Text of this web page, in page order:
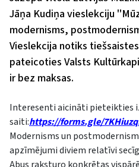
Jāņa Kudiņa vieslekciju
modernisms,
Vieslekcija notiks
pateicoties Valsts
ir bez maksas.
Interesenti aicināti pieteikties
saiti:https://forms.gle/
Modernisms un
apzīmējumi diviem relatīvi